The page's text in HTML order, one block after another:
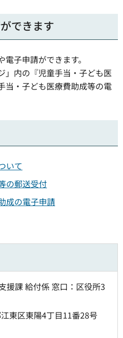
できます
子申請ができます。
」内の『児童手当・子ども医
当・子ども医療費助成等の電
いて
の郵送受付
成の電子申請
援課 給付係 窓口：区役所3
東区東陽4丁目11番28号